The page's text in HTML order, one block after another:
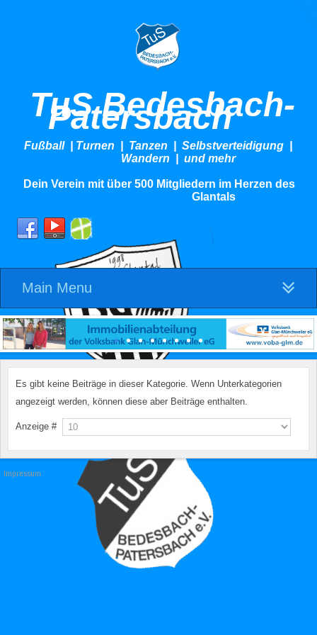
TuS Bedesbach-
Patersbach
Fußball | Turnen | Tanzen | Selbstverteidigung |
Wandern | und mehr
Dein Verein mit über 500 Mitgliedern im Herzen des
Glantals
Main Menu
Es gibt keine Beiträge in dieser Kategorie. Wenn Unterkategorien
angezeigt werden, können diese aber Beiträge enthalten.
Anzeige #
Impressum